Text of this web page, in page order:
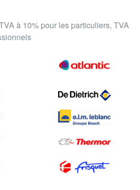
à 10% pour les particuliers, TVA